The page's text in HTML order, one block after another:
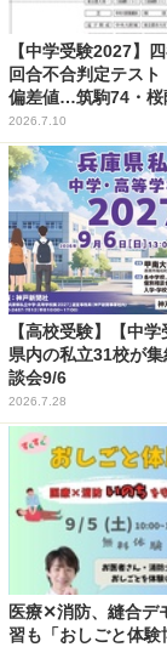
【中学受験2027】
回合不合判定テスト
偏差値…筑駒74・桜
2026.7.10
【高校受験】【中
県内の私立31校が
談会9/6
2026.7.28
医療✕消防、縫合デ
習も「おしごと体験